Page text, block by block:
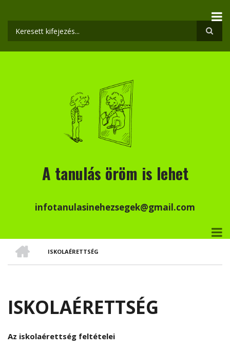
tartalomra
Keresés
A tanulás öröm is lehet
infotanulasinehezsegek@gmail.com
MORZSA
ISKOLAÉRETTSÉG
ISKOLAÉRETTSÉG
Az iskolaérettség feltételei